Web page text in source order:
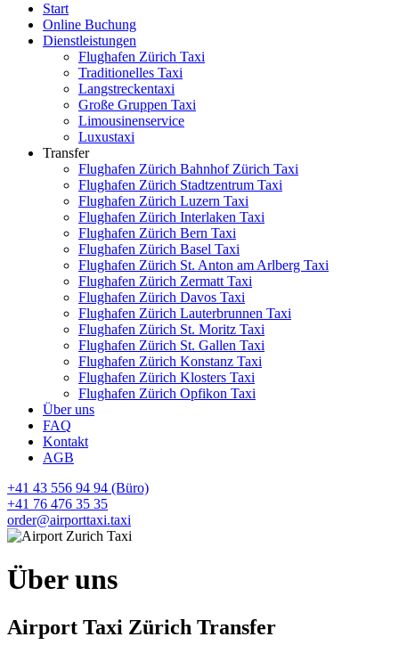
Start
Online Buchung
Dienstleistungen
Flughafen Zürich Taxi
Traditionelles Taxi
Langstreckentaxi
Große Gruppen Taxi
Limousinenservice
Luxustaxi
Transfer
Flughafen Zürich Bahnhof Zürich Taxi
Flughafen Zürich Stadtzentrum Taxi
Flughafen Zürich Luzern Taxi
Flughafen Zürich Interlaken Taxi
Flughafen Zürich Bern Taxi
Flughafen Zürich Basel Taxi
Flughafen Zürich St. Anton am Arlberg Taxi
Flughafen Zürich Zermatt Taxi
Flughafen Zürich Davos Taxi
Flughafen Zürich Lauterbrunnen Taxi
Flughafen Zürich St. Moritz Taxi
Flughafen Zürich St. Gallen Taxi
Flughafen Zürich Konstanz Taxi
Flughafen Zürich Klosters Taxi
Flughafen Zürich Opfikon Taxi
Über uns
FAQ
Kontakt
AGB
+41 43 556 94 94 (Büro)
+41 76 476 35 35
order@airporttaxi.taxi
Über uns
Airport Taxi Zürich Transfer